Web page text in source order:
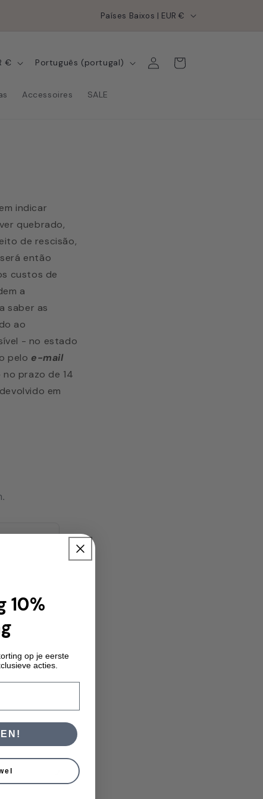
P
s
Países Baixos | EUR €
Accessoires SALE
Países Baixos | EUR €
i
Português (portugal)
sessão
Carrinho
indicar
quebrado,
de rescisão,
então
custos de
a
saber as
ao
- no estado
pelo e-mail
prazo de 14
em
10%
op je eerste
acties.